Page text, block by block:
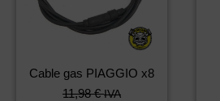
Cable gas PIAGGIO x8
11,98€ IVA